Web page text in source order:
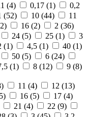
(4) 0,17 (1)
0,2
(52) 10 (44)
11
16 (2) 2 (36)
24 (5) 25 (1)
3
(1) 4,5 (1) 40 (1)
50 (5) 6 (24)
(1) 8 (12) 9 (8)
11 (4) 12 (13)
16 (5) 17 (4)
21 (4) 22 (9)